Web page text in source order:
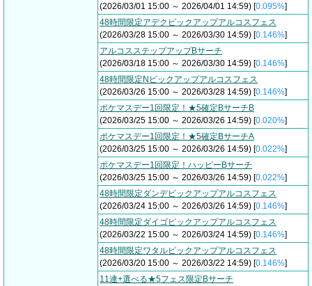
(2026/03/01 15:00 ～ 2026/04/01 14:59) [0.095%]
48時間限定アデクピックアップアルコスフェス
(2026/03/28 15:00 ～ 2026/03/30 14:59) [0.146%]
アルコスステップアップBサーチ
(2026/03/18 15:00 ～ 2026/03/30 14:59) [0.146%]
48時間限定Nピックアップアルコスフェス
(2026/03/26 15:00 ～ 2026/03/28 14:59) [0.146%]
ポケマスデー1回限定！★5確定BサーチB
(2026/03/25 15:00 ～ 2026/03/26 14:59) [0.020%]
ポケマスデー1回限定！★5確定BサーチA
(2026/03/25 15:00 ～ 2026/03/26 14:59) [0.022%]
ポケマスデー1回限定！ハッピーBサーチ
(2026/03/25 15:00 ～ 2026/03/26 14:59) [0.022%]
48時間限定ダンデピックアップアルコスフェス
(2026/03/24 15:00 ～ 2026/03/26 14:59) [0.146%]
48時間限定ダイゴピックアップアルコスフェス
(2026/03/22 15:00 ～ 2026/03/24 14:59) [0.146%]
48時間限定ワタルピックアップアルコスフェス
(2026/03/20 15:00 ～ 2026/03/22 14:59) [0.146%]
11連+選べる★5フェス限定Bサーチ